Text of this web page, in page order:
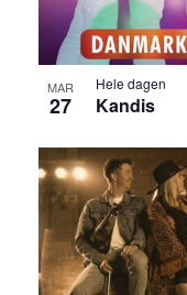
MAR
27
Hele dagen
Kandis